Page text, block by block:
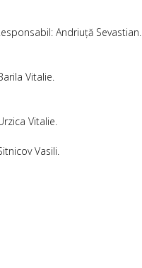
Andriuță Sevastian.
Vitalie.
Vitalie.
Vasili.